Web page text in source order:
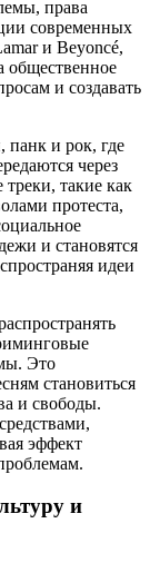
права
современных
и Beyoncé,
общественное
и создавать
панк и рок, где
через
такие как
протеста,
и становятся
идеи
Это
становиться
и свободы.
эффект
и